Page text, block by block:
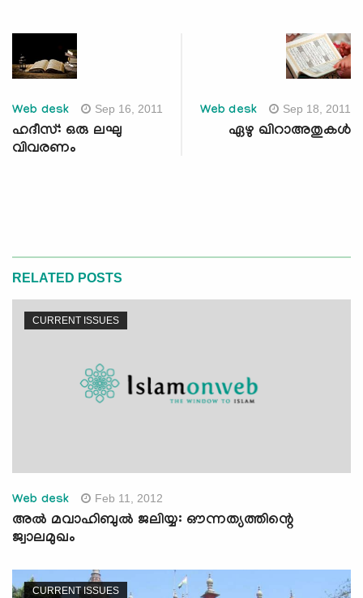
Web desk Sep 16, 2011
ഹദീസ്: ഒരു ലഘു
വിവരണം
Web desk Sep 18, 2011
ഏഴു ഖിറാഅതുകള്‍
RELATED POSTS
CURRENT ISSUES
Web desk Feb 11, 2012
അല്‍ മവാഹിബുല്‍ ജലിയ്യ: ഔന്നത്യത്തിന്റെ
ജ്വാലമുഖം
CURRENT ISSUES